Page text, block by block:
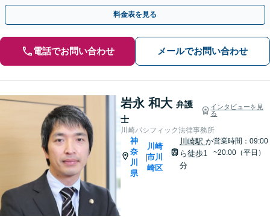
多数あり、交通事故に強い法律事務所と自負しております。
料金表を見る
電話でお問い合わせ メールでお問い合わせ
岩永 和大 弁護
士
インタビューを見
る
川崎パシフィック法律事務所
神
奈
川
県
|
川崎
市川
崎区
川崎駅 か
ら徒歩1
分
営業時間：09:00
~20:00（平日）